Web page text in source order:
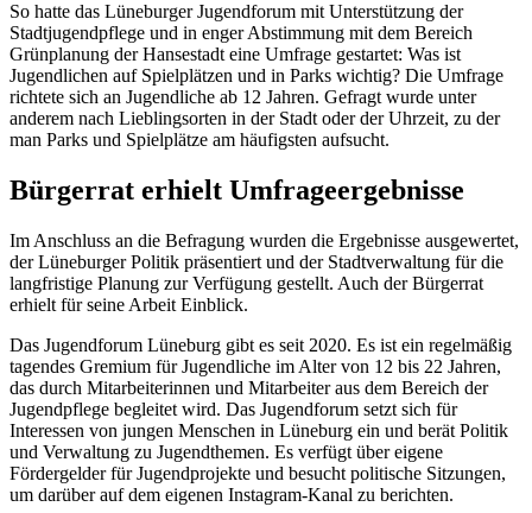
So hatte das Lüneburger Jugendforum mit Unterstützung der
Stadtjugendpflege und in enger Abstimmung mit dem Bereich
Grünplanung der Hansestadt eine Umfrage gestartet: Was ist
Jugendlichen auf Spielplätzen und in Parks wichtig? Die Umfrage
richtete sich an Jugendliche ab 12 Jahren. Gefragt wurde unter
anderem nach Lieblingsorten in der Stadt oder der Uhrzeit, zu der
man Parks und Spielplätze am häufigsten aufsucht.
Bürgerrat erhielt Umfrageergebnisse
Im Anschluss an die Befragung wurden die Ergebnisse ausgewertet,
der Lüneburger Politik präsentiert und der Stadtverwaltung für die
langfristige Planung zur Verfügung gestellt. Auch der Bürgerrat
erhielt für seine Arbeit Einblick.
Das Jugendforum Lüneburg gibt es seit 2020. Es ist ein regelmäßig
tagendes Gremium für Jugendliche im Alter von 12 bis 22 Jahren,
das durch Mitarbeiterinnen und Mitarbeiter aus dem Bereich der
Jugendpflege begleitet wird. Das Jugendforum setzt sich für
Interessen von jungen Menschen in Lüneburg ein und berät Politik
und Verwaltung zu Jugendthemen. Es verfügt über eigene
Fördergelder für Jugendprojekte und besucht politische Sitzungen,
um darüber auf dem eigenen Instagram-Kanal zu berichten.